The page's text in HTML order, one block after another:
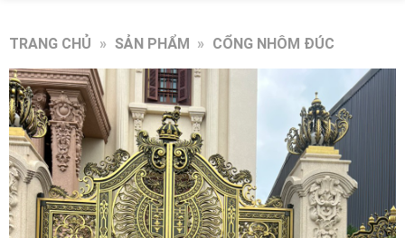
TRANG CHỦ » SẢN PHẨM » CỔNG NHÔM ĐÚC